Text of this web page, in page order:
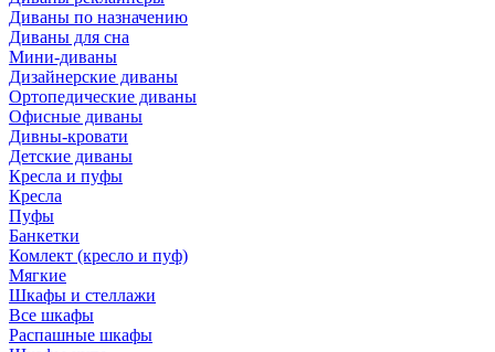
Диваны по назначению
Диваны для сна
Мини-диваны
Дизайнерские диваны
Ортопедические диваны
Офисные диваны
Дивны-кровати
Детские диваны
Кресла и пуфы
Кресла
Пуфы
Банкетки
Комлект (кресло и пуф)
Мягкие
Шкафы и стеллажи
Все шкафы
Распашные шкафы